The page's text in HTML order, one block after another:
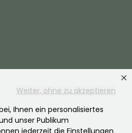
Weiter, ohne zu akzeptieren
Ihnen ein personalisiertes
unser Publikum
jederzeit die Einstellungen